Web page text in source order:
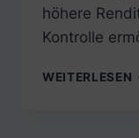
höhere
Kontrolle
WEITERLESEN